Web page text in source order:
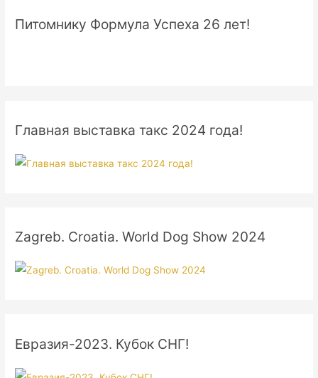
Питомнику Формула Успеха 26 лет!
Главная выставка такс 2024 года!
Zagreb. Croatia. World Dog Show 2024
Евразия-2023. Кубок СНГ!